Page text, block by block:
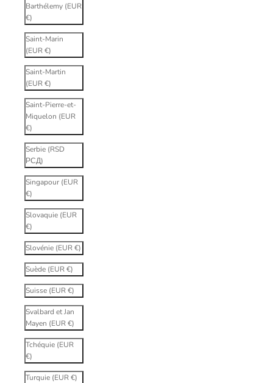
Barthélemy (EUR
€)
Saint-Marin
(EUR €)
Saint-Martin
(EUR €)
Saint-Pierre-et-
Miquelon (EUR
€)
Serbie (RSD
РСД)
Singapour (EUR
€)
Slovaquie (EUR
€)
Slovénie (EUR €)
Suède (EUR €)
Suisse (EUR €)
Svalbard et Jan
Mayen (EUR €)
Tchéquie (EUR
€)
Turquie (EUR €)